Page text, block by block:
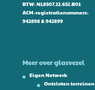
BTW: NL8507.22.652.B01
ACM-registratienummers:
942898 & 942899
Meer over glasvezel
Eigen Netwerk
Ontsloten terreinen